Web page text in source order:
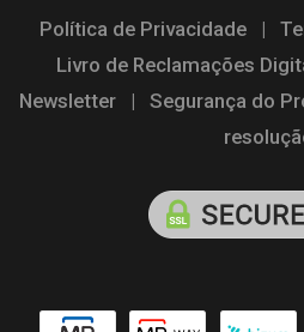
Política de Privacidade |
Livro de Reclamações
Newsletter | Segurança do